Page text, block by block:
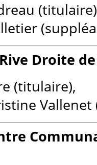
Droite
(titulaire),